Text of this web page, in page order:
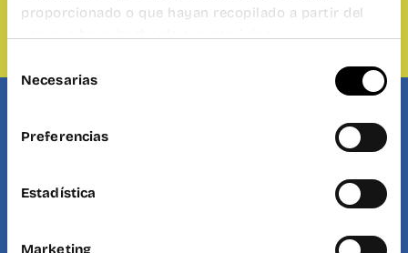
proporcionado o que hayan recopilado a partir del
uso que haya hecho de sus servicios.
deNecesarias
Preferencias
Estadística
Marketing